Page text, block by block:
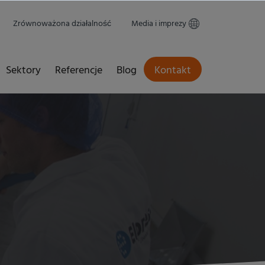
Zrównoważona działalność Media i imprezy
Sektory Referencje Blog Kontakt